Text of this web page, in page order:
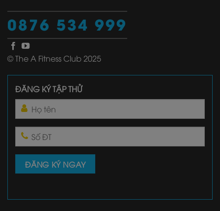
0876 534 999
© The A Fitness Club 2025
ĐĂNG KÝ TẬP THỬ